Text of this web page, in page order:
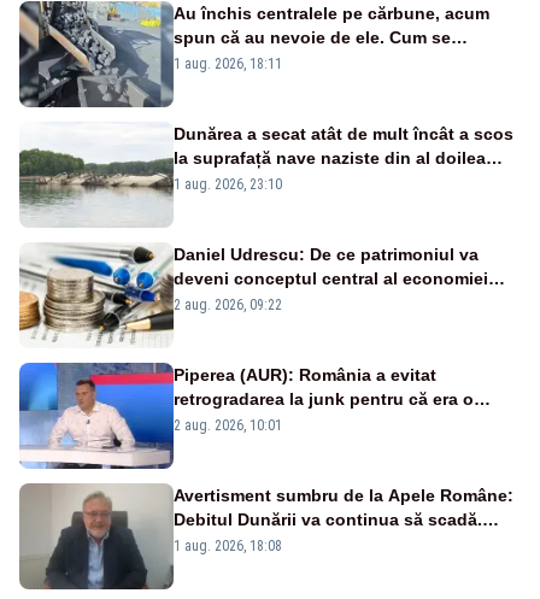
Au închis centralele pe cărbune, acum
spun că au nevoie de ele. Cum se
pasează vina în plină criză energetică
1 aug. 2026, 18:11
Dunărea a secat atât de mult încât a scos
la suprafață nave naziste din al doilea
război mondial
1 aug. 2026, 23:10
Daniel Udrescu: De ce patrimoniul va
deveni conceptul central al economiei
viitoare?
2 aug. 2026, 09:22
Piperea (AUR): România a evitat
retrogradarea la junk pentru că era o
catastrofă pentru bănci și fondurile de
2 aug. 2026, 10:01
Avertisment sumbru de la Apele Române:
Debitul Dunării va continua să scadă.
Cernavodă s-ar putea închide în 4 zile
1 aug. 2026, 18:08